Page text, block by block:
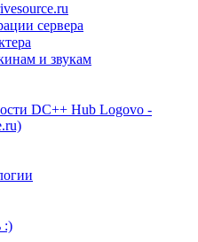
сервера
и звукам
DC++ Hub Logovo -
:)